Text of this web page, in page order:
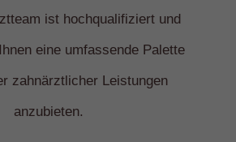
ist hochqualifiziert und
eine umfassende Palette
zahnärztlicher Leistungen
anzubieten.